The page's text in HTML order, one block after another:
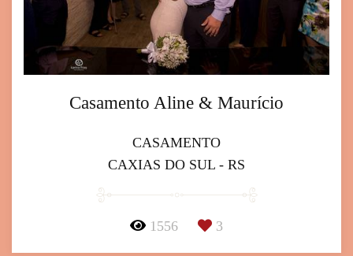
Casamento Aline & Maurício
CASAMENTO
CAXIAS DO SUL - RS
1556 3